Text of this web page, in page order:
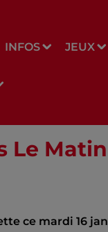
INFOS JEUX
Le
ce mardi 16